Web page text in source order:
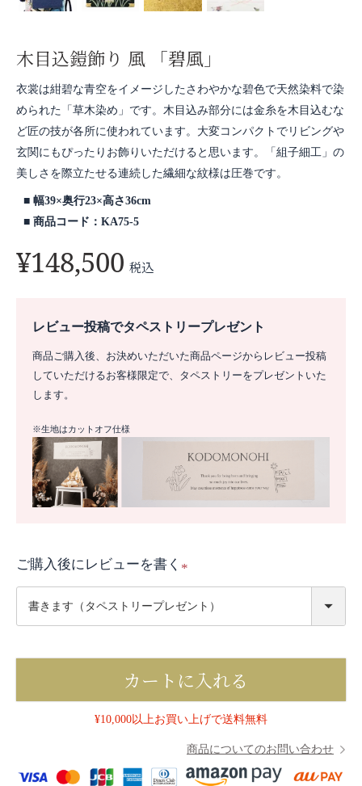
木目込鎧飾り 風 「碧風」
衣裳は紺碧な青空をイメージしたさわやかな碧色で天然染料で染
められた「草木染め」です。木目込み部分には金糸を木目込むな
ど匠の技が各所に使われています。大変コンパクトでリビングや
玄関にもぴったりお飾りいただけると思います。「組子細工」の
美しさを際立たせる連続した繊細な紋様は圧巻です。
幅39×奥行23×高さ36cm
商品コード：KA75-5
¥148,500 税込
レビュー投稿でタペストリープレゼント
商品ご購入後、お決めいただいた商品ページからレビュー投稿
していただけるお客様限定で、タペストリーをプレゼントいた
します。
※生地はカットオフ仕様
ご購入後にレビューを書く
カートに入れる
¥10,000以上お買い上げで送料無料
商品についてのお問い合わせ